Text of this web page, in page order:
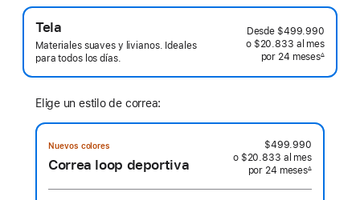
Tela
Materiales suaves y livianos. Ideales
para todos los días.
Desde $499.990
o $20.833 al mes
por 24 mesesmeses
Nota a pie de página
∆
Elige un estilo de correa:
Nuevos colores
Correa loop deportiva
$499.990
o $20.833 al mes
por 24 mesesmeses
Nota a pie de página
∆